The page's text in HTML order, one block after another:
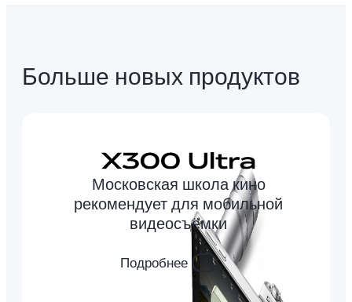
Больше новых продуктов
Московская школа кино
рекомендует для мобильной
видеосъёмки
Подробнее